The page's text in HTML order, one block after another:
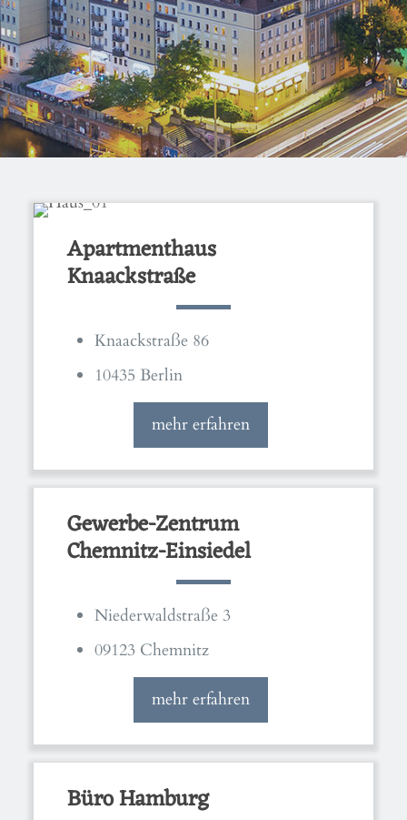
Apartmenthaus
Knaackstraße
Knaackstraße 86
10435 Berlin
mehr erfahren
Gewerbe-Zentrum
Chemnitz-Einsiedel
Niederwaldstraße 3
09123 Chemnitz
mehr erfahren
Büro Hamburg